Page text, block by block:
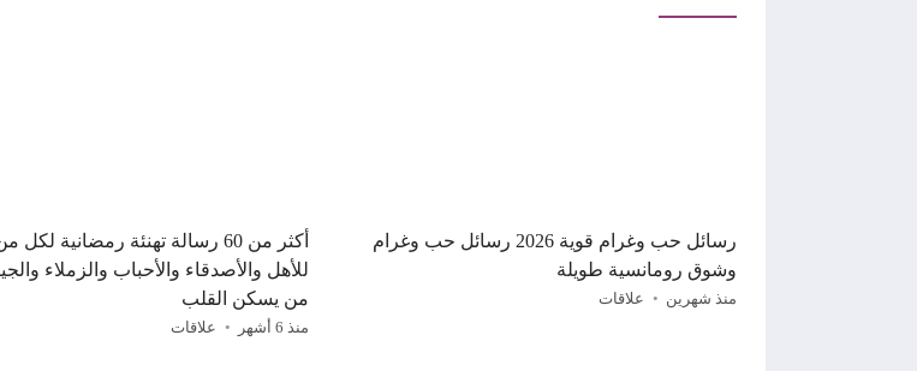
رسائل حب وغرام قوية 2026 رسائل حب وغرام
وشوق رومانسية طويلة
منذ شهرين علاقات
أكثر من 60 رسالة تهنئة رمضانية
للأهل والأصدقاء والأحباب والزملاء
من يسكن القلب
منذ 6 أشهر علاقات